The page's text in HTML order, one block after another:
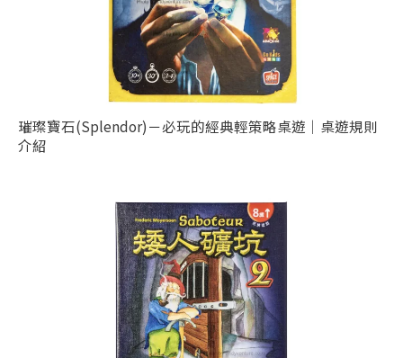
璀璨寶石(Splendor)－必玩的經典輕策略桌遊｜桌遊規則
介紹